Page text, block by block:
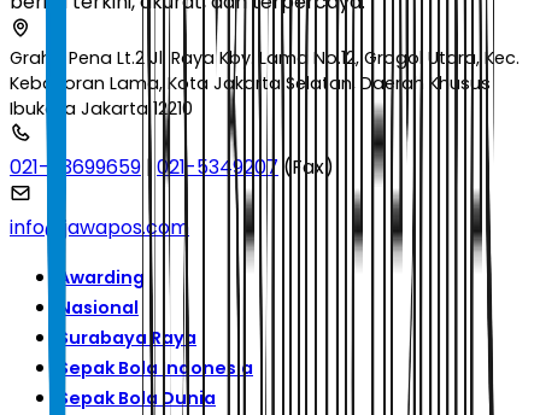
Graha Pena Lt.2 Jl. Raya Kby. Lama No.12, Grogol Utara, Kec.
Kebayoran Lama, Kota Jakarta Selatan, Daerah Khusus
Ibukota Jakarta 12210
021-53699659 | 021-5349207 (Fax)
info@jawapos.com
Awarding
Nasional
Surabaya Raya
Sepak Bola Indonesia
Sepak Bola Dunia